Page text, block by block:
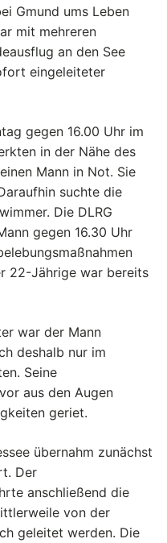
Gmund ums Leben
mit mehreren
an den See
eingeleiteter
gegen 16.00 Uhr im
in der Nähe des
Mann in Not. Sie
suchte die
Die DLRG
gegen 16.30 Uhr
22-Jährige war bereits
war der Mann
deshalb nur im
Seine
aus den Augen
geriet.
übernahm zunächst
Der
anschließend die
von der
geleitet werden. Die